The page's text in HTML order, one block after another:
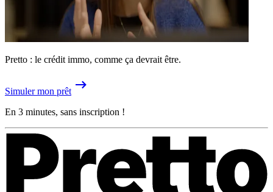
Pretto : le crédit immo, comme ça devrait être.
Simuler mon prêt
En 3 minutes, sans inscription !